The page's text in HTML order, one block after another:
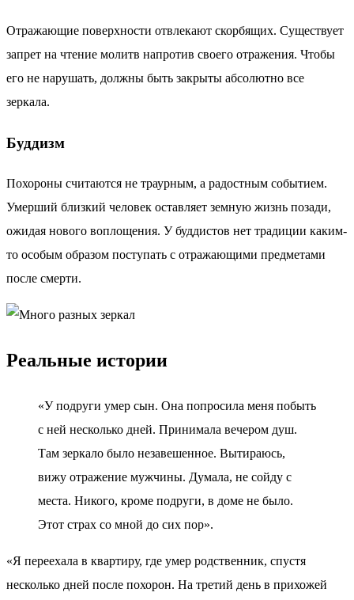
Отражающие поверхности отвлекают скорбящих. Существует
запрет на чтение молитв напротив своего отражения. Чтобы
его не нарушать, должны быть закрыты абсолютно все
зеркала.
Буддизм
Похороны считаются не траурным, а радостным событием.
Умерший близкий человек оставляет земную жизнь позади,
ожидая нового воплощения. У буддистов нет традиции каким-
то особым образом поступать с отражающими предметами
после смерти.
Реальные истории
«У подруги умер сын. Она попросила меня побыть
с ней несколько дней. Принимала вечером душ.
Там зеркало было незавешенное. Вытираюсь,
вижу отражение мужчины. Думала, не сойду с
места. Никого, кроме подруги, в доме не было.
Этот страх со мной до сих пор».
«Я переехала в квартиру, где умер родственник, спустя
несколько дней после похорон. На третий день в прихожей